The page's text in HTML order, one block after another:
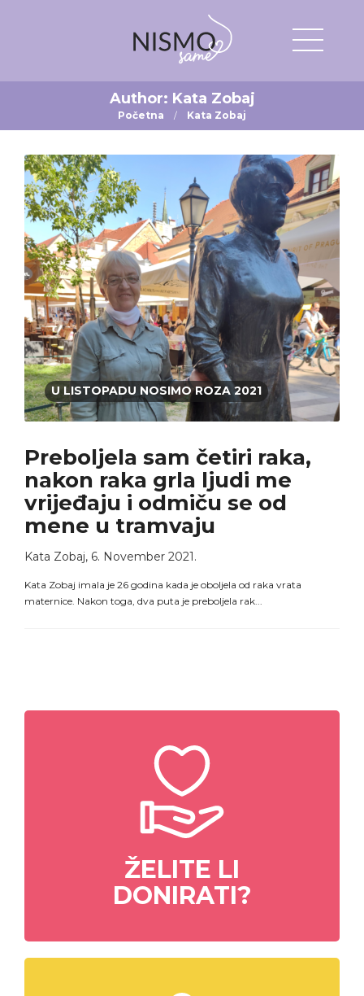
Author: Kata Zobaj
Početna Kata Zobaj
U LISTOPADU NOSIMO ROZA 2021
Preboljela sam četiri raka,
nakon raka grla ljudi me
vrijeđaju i odmiču se od
mene u tramvaju
Kata Zobaj, 6. November 2021.
Kata Zobaj imala je 26 godina kada je oboljela od raka vrata
maternice. Nakon toga, dva puta je preboljela rak...
ŽELITE LI
DONIRATI?